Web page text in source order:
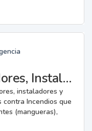
Fabricantes, Reparadores, Instaladores y Mantenedores de Instalaciones Fijas contra Incendios.
instaladores y
contra Incendios que
(mangueras),